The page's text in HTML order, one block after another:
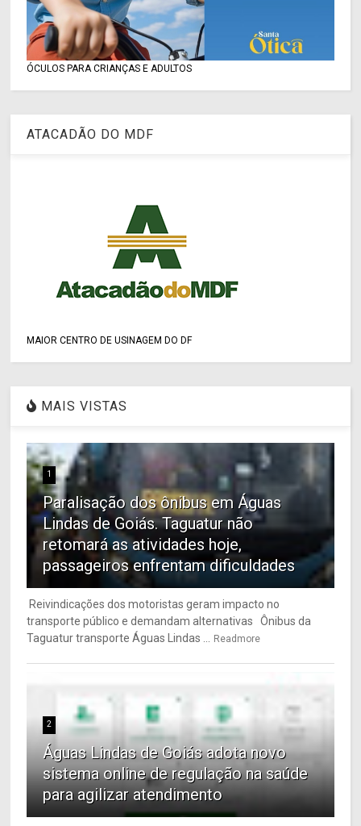
ÓCULOS PARA CRIANÇAS E ADULTOS
ATACADÃO DO MDF
MAIOR CENTRO DE USINAGEM DO DF
MAIS VISTAS
1
Paralisação dos ônibus em Águas
Lindas de Goiás. Taguatur não
retomará as atividades hoje,
passageiros enfrentam dificuldades
Reivindicações dos motoristas geram impacto no
transporte público e demandam alternativas Ônibus da
Taguatur transporte Águas Lindas ...
Readmore
2
Águas Lindas de Goiás adota novo
sistema online de regulação na saúde
para agilizar atendimento